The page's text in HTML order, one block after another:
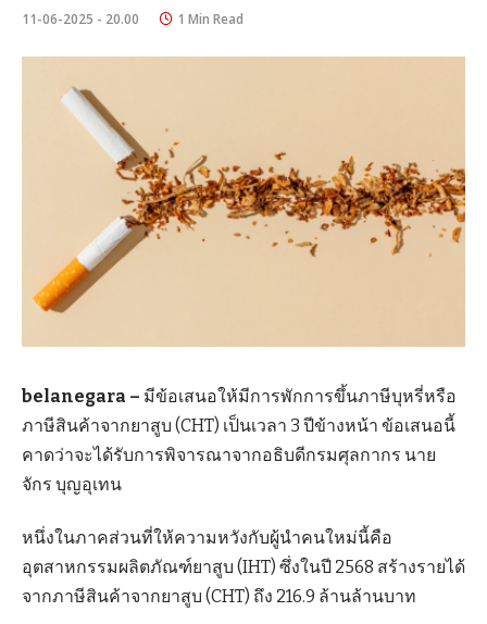
11-06-2025 - 20.00 1 Min Read
belanegara – มีข้อเสนอให้มีการพักการขึ้นภาษีบุหรี่หรือ
ภาษีสินค้าจากยาสูบ (CHT) เป็นเวลา 3 ปีข้างหน้า ข้อเสนอนี้
คาดว่าจะได้รับการพิจารณาจากอธิบดีกรมศุลกากร นาย
จักร บุญอุเทน
หนึ่งในภาคส่วนที่ให้ความหวังกับผู้นำคนใหม่นี้คือ
อุตสาหกรรมผลิตภัณฑ์ยาสูบ (IHT) ซึ่งในปี 2568 สร้างรายได้
จากภาษีสินค้าจากยาสูบ (CHT) ถึง 216.9 ล้านล้านบาท